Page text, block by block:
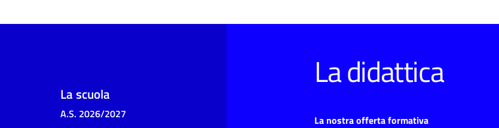
La didattica
La nostra offerta formativa
La scuola
A.S. 2026/2027